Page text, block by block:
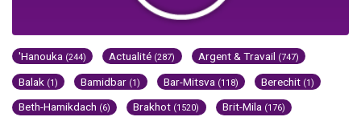
'Hanouka (244) Actualité (287) Argent & Travail (747)
Balak (1) Bamidbar (1) Bar-Mitsva (118) Berechit (1)
Beth-Hamikdach (6) Brakhot (1520) Brit-Mila (176)